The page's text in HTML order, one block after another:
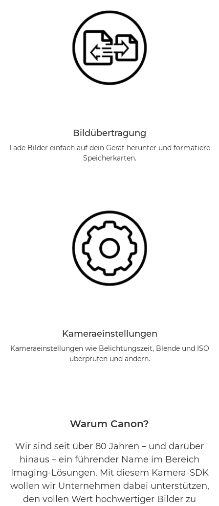
Bildübertragung
Lade Bilder einfach auf dein Gerät herunter und formatiere
Speicherkarten.
Kameraeinstellungen
Kameraeinstellungen wie Belichtungszeit, Blende und ISO
überprüfen und ändern.
Warum Canon?
Wir sind seit über 80 Jahren – und darüber
hinaus – ein führender Name im Bereich
Imaging-Lösungen. Mit diesem Kamera-SDK
wollen wir Unternehmen dabei unterstützen,
den vollen Wert hochwertiger Bilder zu